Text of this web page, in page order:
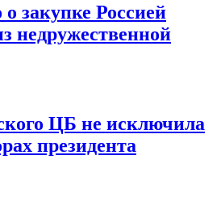
закупке Россией
недружественной
ЦБ не исключила
президента